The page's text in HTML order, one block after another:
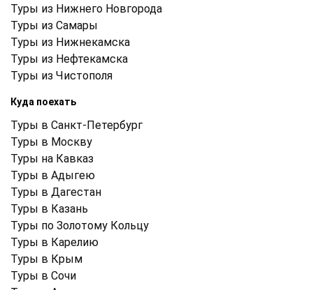
Туры из Нижнего Новгорода
Туры из Самары
Туры из Нижнекамска
Туры из Нефтекамска
Туры из Чистополя
Куда поехать
Туры в Санкт-Петербург
Туры в Москву
Туры на Кавказ
Туры в Адыгею
Туры в Дагестан
Туры в Казань
Туры по Золотому Кольцу
Туры в Карелию
Туры в Крым
Туры в Cочи